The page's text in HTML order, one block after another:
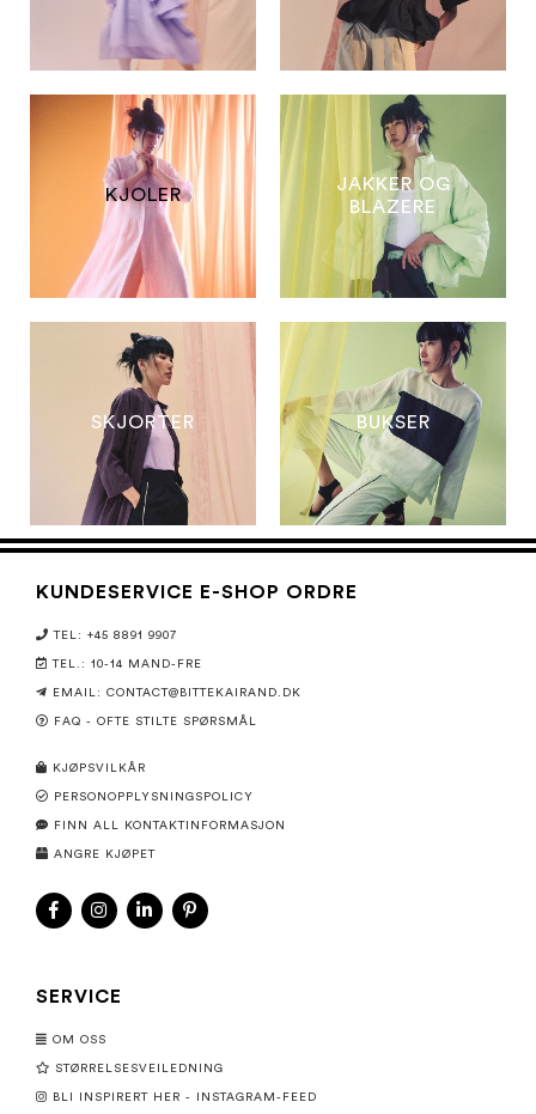
KJOLER
JAKKER OG
BLAZERE
SKJORTER BUKSER
KUNDESERVICE E-SHOP ORDRE
TEL: +45 8891 9907
TEL.: 10-14 MAND-FRE
EMAIL: CONTACT@BITTEKAIRAND.DK
FAQ - OFTE STILTE SPØRSMÅL
KJØPSVILKÅR
PERSONOPPLYSNINGSPOLICY
FINN ALL KONTAKTINFORMASJON
ANGRE KJØPET
SERVICE
OM OSS
STØRRELSESVEILEDNING
BLI INSPIRERT HER - INSTAGRAM-FEED